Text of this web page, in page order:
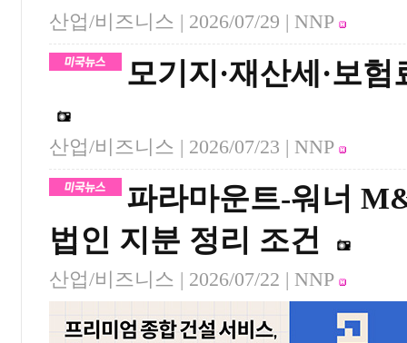
산업/비즈니스 | 2026/07/29 | NNP
모기지·재산세·보
산업/비즈니스 | 2026/07/23 | NNP
파라마운트-워너
법인 지분 정리 조건
산업/비즈니스 | 2026/07/22 | NNP